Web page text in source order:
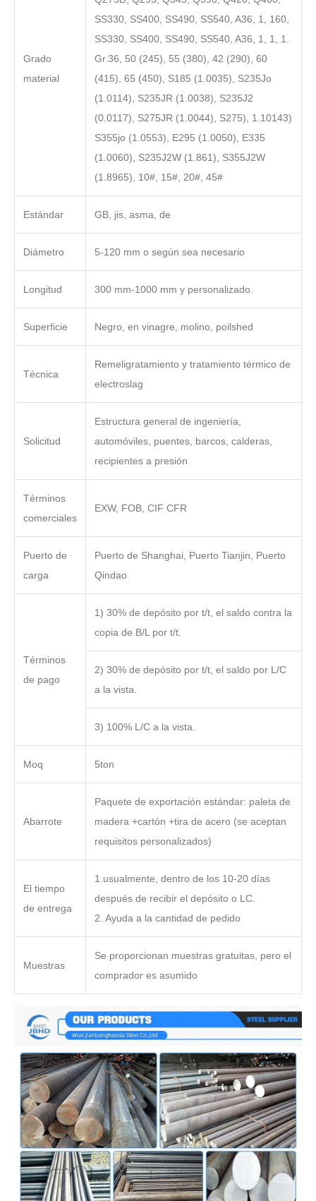
Grado
material
SS330, SS400, SS490, SS540, A36, 1, 160,
SS330, SS400, SS490, SS540, A36, 1, 1, 1.
Gr.36, 50 (245), 55 (380), 42 (290), 60
(415), 65 (450), S185 (1.0035), S235Jo
(1.0114), S235JR (1.0038), S235J2
(0.0117), S275JR (1.0044), S275), 1.10143)
S355jo (1.0553), E295 (1.0050), E335
(1.0060), S235J2W (1.861), S355J2W
(1.8965), 10#, 15#, 20#, 45#
Estándar GB, jis, asma, de
Diámetro 5-120 mm o según sea necesario
Longitud 300 mm-1000 mm y personalizado.
Superficie Negro, en vinagre, molino, poilshed
Técnica
Remeligratamiento y tratamiento térmico de
electroslag
Solicitud
Estructura general de ingeniería,
automóviles, puentes, barcos, calderas,
recipientes a presión
Términos
comerciales
EXW, FOB, CIF CFR
Puerto de
carga
Puerto de Shanghai, Puerto Tianjin, Puerto
Qindao
Términos
de pago
1) 30% de depósito por t/t, el saldo contra la
copia de B/L por t/t.
2) 30% de depósito por t/t, el saldo por L/C
a la vista.
3) 100% L/C a la vista.
Moq 5ton
Abarrote
Paquete de exportación estándar: paleta de
madera +cartón +tira de acero (se aceptan
requisitos personalizados)
El tiempo
de entrega
1.usualmente, dentro de los 10-20 días
después de recibir el depósito o LC.
2. Ayuda a la cantidad de pedido
Muestras
Se proporcionan muestras gratuitas, pero el
comprador es asumido